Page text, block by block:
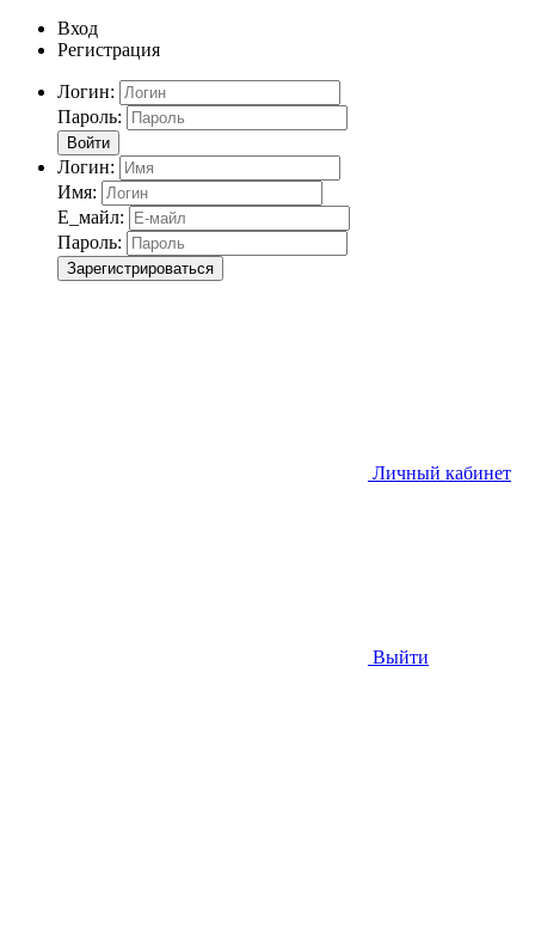
Вход
Регистрация
Логин:
Пароль:
Войти
Логин:
Имя:
Е_майл:
Пароль:
Зарегистрироваться
Личный кабинет
Выйти